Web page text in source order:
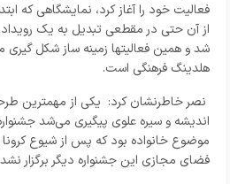
فعالیت خود را آغاز کرد، نمایشگاهی که
از آن حتی در مقطعی تبدیل به یک رویداد
شد و همین فعالیتها زمینه ساز شکل
هلدینگ فرهنگی است.
نصر خاطرنشان کرد: یکی از مهمترین
اندیشه و سیره علوی پیگیری می‌شد
موضوع خانواده بود که پس از شیوع کرونا
فضای مجازی این جشنواره دیگر برگزار نشد